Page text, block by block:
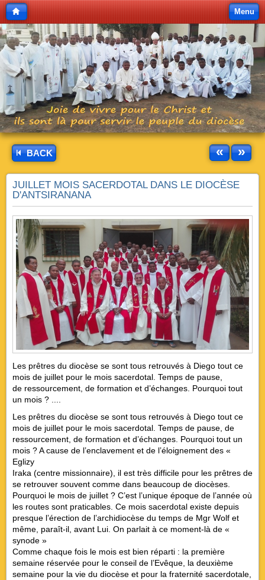
Menu
BACK « »
JUILLET MOIS SACERDOTAL DANS LE DIOCÈSE
D'ANTSIRANANA
Les prêtres du diocèse se sont tous retrouvés à Diego tout ce
mois de juillet pour le mois sacerdotal. Temps de pause,
de ressourcement, de formation et d’échanges. Pourquoi tout
un mois ? ....
Les prêtres du diocèse se sont tous retrouvés à Diego tout ce
mois de juillet pour le mois sacerdotal. Temps de pause, de
ressourcement, de formation et d’échanges. Pourquoi tout un
mois ? A cause de l’enclavement et de l’éloignement des «
Eglizy
Iraka (centre missionnaire), il est très difficile pour les prêtres de
se retrouver souvent comme dans beaucoup de diocèses.
Pourquoi le mois de juillet ? C’est l’unique époque de l’année où
les routes sont praticables. Ce mois sacerdotal existe depuis
presque l’érection de l’archidiocèse du temps de Mgr Wolf et
même, paraît-il, avant Lui. On parlait à ce moment-là de «
synode »
Comme chaque fois le mois est bien réparti : la première
semaine réservée pour le conseil de l’Evêque, la deuxième
semaine pour la vie du diocèse et pour la fraternité sacerdotale,